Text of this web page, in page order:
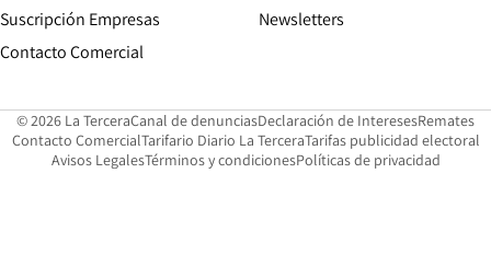
Suscripción Empresas
Contacto ComercialOpens in new window
Newsletters
© 2026 La TerceraCanal de denunciasOpens in new window
Declaración de InteresesOpens in
Remates
Contacto ComercialOpens in new window
Tarifario Diario La TerceraOpens in new window
Tarifas publicidad electoral
Avisos LegalesOpens in new window
Términos y condicionesPolíticas de privacidad